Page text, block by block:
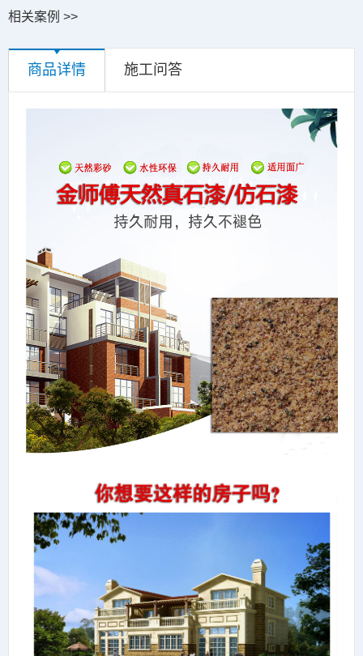
相关案例 >>
商品详情 施工问答